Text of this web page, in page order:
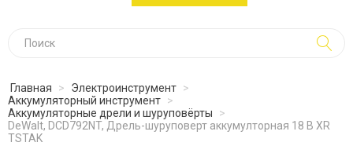
Главная > Электроинструмент >
Аккумуляторный инструмент >
Аккумуляторные дрели и шуруповёрты
>
DeWalt, DCD792NT, Дрель-шуруповерт аккумулторная 18 В XR
TSTAK